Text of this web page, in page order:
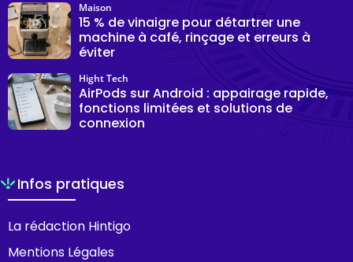
15 % de vinaigre pour détartrer une
machine à café, rinçage et erreurs à
éviter
Maison
AirPods sur Android : appairage rapide,
fonctions limitées et solutions de
connexion
Hight Tech
Infos pratiques
La rédaction Hintigo
Mentions Légales